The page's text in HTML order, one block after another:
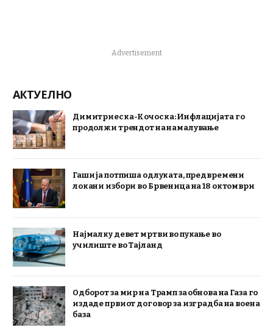
Advertisement
АКТУЕЛНО
Димитриеска-Кочоска: Инфлацијата го
продолжи трендот на намалување
Гаши ја потпиша одлуката, предвремени
локани избори во Брвеница на 18 октомври
Најмалку девет мртви во пукање во
училиште во Тајланд
Одборот за мир на Трамп за обнова на Газа го
издаде првиот договор за изградба на воена
база